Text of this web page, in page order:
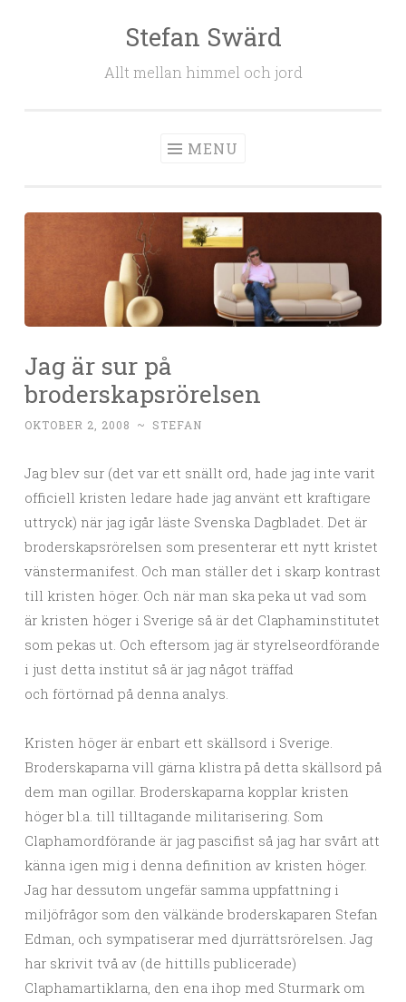
Stefan Swärd
Allt mellan himmel och jord
MENU
Jag är sur på
broderskapsrörelsen
OKTOBER 2, 2008 ~ STEFAN
Jag blev sur (det var ett snällt ord, hade jag inte varit
officiell kristen ledare hade jag använt ett kraftigare
uttryck) när jag igår läste Svenska Dagbladet. Det är
broderskapsrörelsen som presenterar ett nytt kristet
vänstermanifest. Och man ställer det i skarp kontrast
till kristen höger. Och när man ska peka ut vad som
är kristen höger i Sverige så är det Claphaminstitutet
som pekas ut. Och eftersom jag är styrelseordförande
i just detta institut så är jag något träffad
och förtörnad på denna analys.
Kristen höger är enbart ett skällsord i Sverige.
Broderskaparna vill gärna klistra på detta skällsord på
dem man ogillar. Broderskaparna kopplar kristen
höger bl.a. till tilltagande militarisering. Som
Claphamordförande är jag pascifist så jag har svårt att
känna igen mig i denna definition av kristen höger.
Jag har dessutom ungefär samma uppfattning i
miljöfrågor som den välkände broderskaparen Stefan
Edman, och sympatiserar med djurrättsrörelsen. Jag
har skrivit två av (de hittills publicerade)
Claphamartiklarna, den ena ihop med Sturmark om